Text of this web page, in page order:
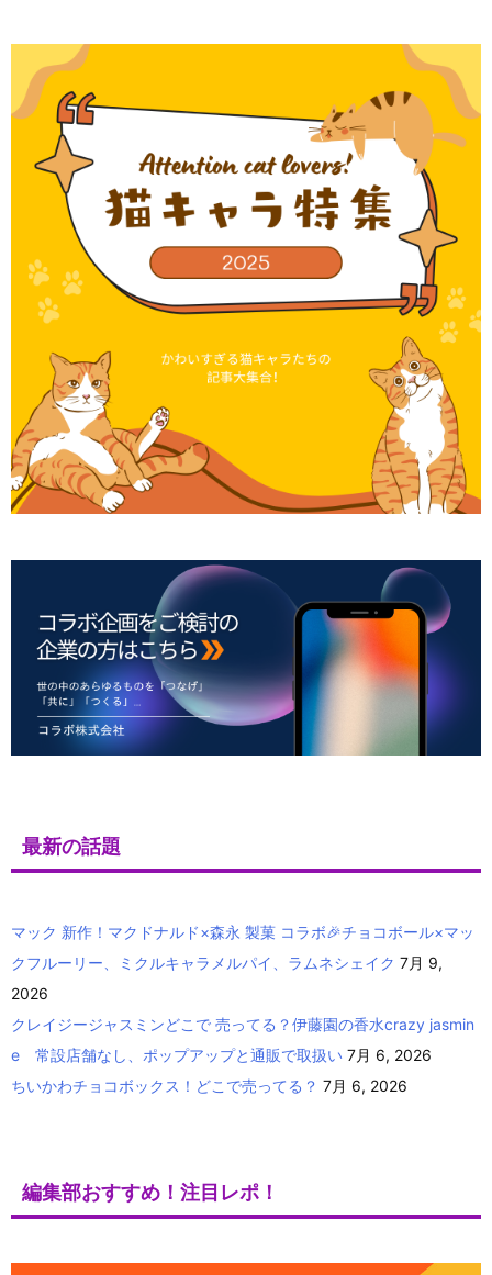
最新の話題
マック 新作！マクドナルド×森永 製菓 コラボ🎉チョコボール×マッ
クフルーリー、ミクルキャラメルパイ、ラムネシェイク 7月 9,
2026
クレイジージャスミンどこで 売ってる？伊藤園の香水crazy jasmin
e 常設店舗なし、ポップアップと通販で取扱い 7月 6, 2026
ちいかわチョコボックス！どこで売ってる？ 7月 6, 2026
編集部おすすめ！注目レポ！